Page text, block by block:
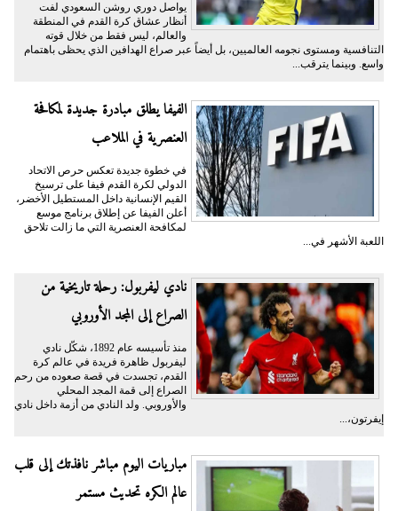
يواصل دوري روشن السعودي لفت
أنظار عشاق كرة القدم في المنطقة
والعالم، ليس فقط من خلال قوته
التنافسية ومستوى نجومه العالميين، بل أيضاً عبر صراع الهدافين الذي يحظى باهتمام
واسع. وبينما يترقب...
الفيفا يطلق مبادرة جديدة لمكافحة
العنصرية في الملاعب
في خطوة جديدة تعكس حرص الاتحاد
الدولي لكرة القدم فيفا على ترسيخ
القيم الإنسانية داخل المستطيل الأخضر،
أعلن الفيفا عن إطلاق برنامج موسع
لمكافحة العنصرية التي ما زالت تلاحق
اللعبة الأشهر في...
نادي ليفربول: رحلة تاريخية من
الصراع إلى المجد الأوروبي
منذ تأسيسه عام 1892، شكّل نادي
ليفربول ظاهرة فريدة في عالم كرة
القدم، تجسدت في قصة صعوده من رحم
الصراع إلى قمة المجد المحلي
والأوروبي. ولد النادي من أزمة داخل نادي
إيفرتون،...
مباريات اليوم مباشر نافذتك إلى قلب
عالم الكره تحديث مستمر